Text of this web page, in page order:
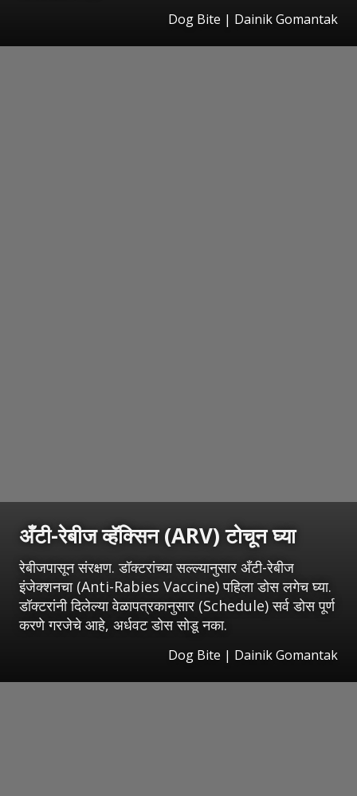
Dog Bite | Dainik Gomantak
अँटी-रेबीज व्हॅक्सिन (ARV) टोचून घ्या
रेबीजपासून संरक्षण. डॉक्टरांच्या सल्ल्यानुसार अँटी-रेबीज
इंजेक्शनचा (Anti-Rabies Vaccine) पहिला डोस लगेच घ्या.
डॉक्टरांनी दिलेल्या वेळापत्रकानुसार (Schedule) सर्व डोस पूर्ण
करणे गरजेचे आहे, अर्धवट डोस सोडू नका.
Dog Bite | Dainik Gomantak